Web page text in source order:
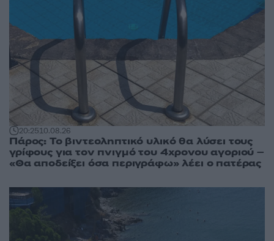
20:2510.08.26
Πάρος: Το βιντεοληπτικό υλικό θα λύσει τους
γρίφους για τον πνιγμό του 4χρονου αγοριού –
«Θα αποδείξει όσα περιγράφω» λέει ο πατέρας